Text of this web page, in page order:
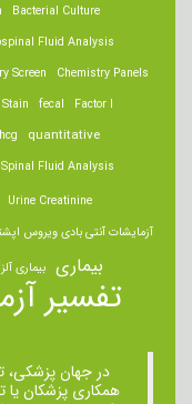
Bacterial Culture
Fluid Analysis
Chemistry Panels
Screen
Factor I
fecal
quantitative
Spinal Fluid Analysis
Urine Creatinine
آزمایشات آنتی بادی ویروس
بیماری بیماری
تفسیر
در جهان
همکاری پزشکان یا